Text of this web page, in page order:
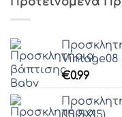
Vintage08
€0.99